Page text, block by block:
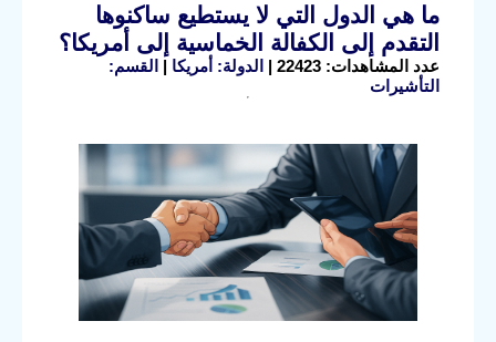
ما هي الدول التي لا يستطيع ساكنوها
التقدم إلى الكفالة الخماسية إلى أمريكا؟
عدد المشاهدات: 22423 | الدولة: أمريكا | القسم:
التأشيرات